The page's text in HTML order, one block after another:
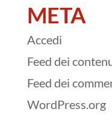
META
Accedi
Feed dei
Feed dei
WordPress.org